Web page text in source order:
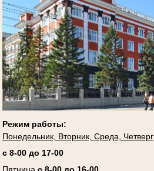
Режим работы:
Понедельник, Вторник, Среда, Четверг
с 8-00 до 17-00